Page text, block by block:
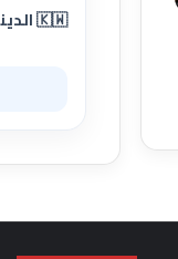
🇰🇼 الدينار